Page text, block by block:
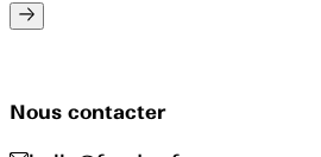
Nous contacter